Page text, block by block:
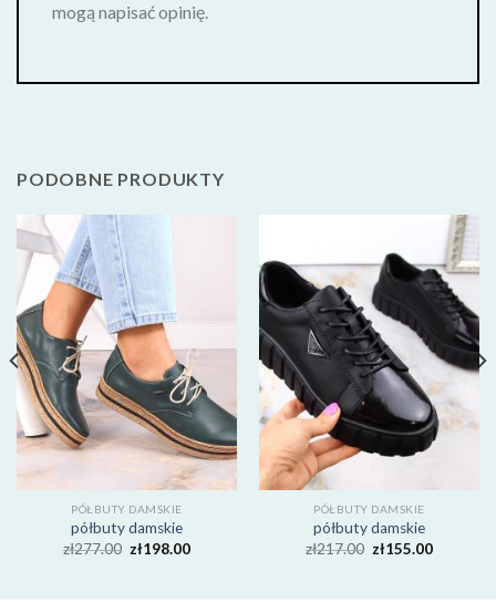
mogą napisać opinię.
PODOBNE PRODUKTY
PÓŁBUTY DAMSKIE
półbuty damskie
zł277.00 zł198.00
PÓŁBUTY DAMSKIE
półbuty damskie
zł217.00 zł155.00